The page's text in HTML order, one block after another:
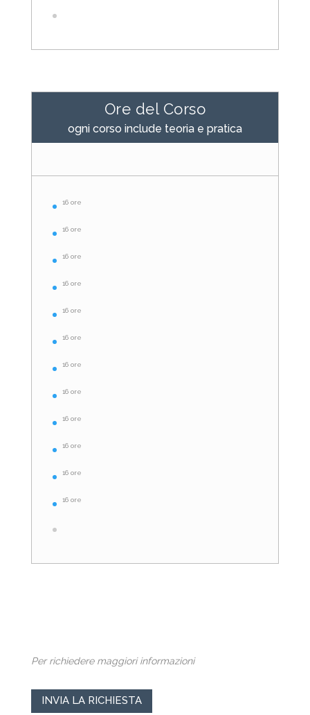
Ore del Corso
ogni corso include teoria e pratica
16 ore
16 ore
16 ore
16 ore
16 ore
16 ore
16 ore
16 ore
16 ore
16 ore
16 ore
16 ore
Per richiedere maggiori informazioni
INVIA LA RICHIESTA